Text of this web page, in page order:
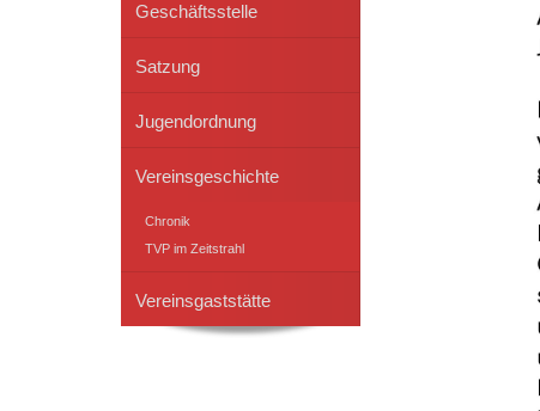
Geschäftsstelle
Satzung
Jugendordnung
Vereinsgeschichte
Chronik
TVP im Zeitstrahl
Vereinsgaststätte